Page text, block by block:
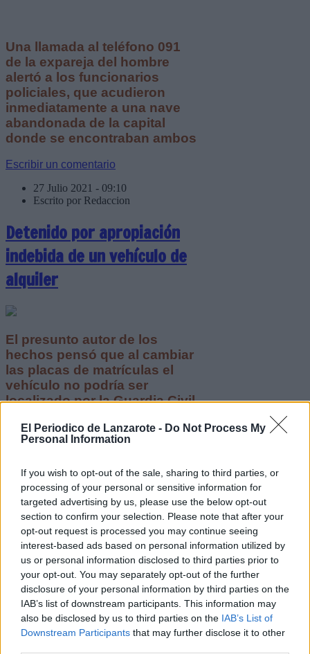
El Periodico de Lanzarote - Do Not Process My
Personal Information
If you wish to opt-out of the sale, sharing to third parties, or
processing of your personal or sensitive information for
targeted advertising by us, please use the below opt-out
section to confirm your selection. Please note that after your
opt-out request is processed you may continue seeing
interest-based ads based on personal information utilized by
us or personal information disclosed to third parties prior to
your opt-out. You may separately opt-out of the further
disclosure of your personal information by third parties on the
IAB’s list of downstream participants. This information may
also be disclosed by us to third parties on the IAB’s List of
Downstream Participants that may further disclose it to other
Una llamada al teléfono 091
de la expareja del hombre
alertó a los funcionarios
policiales, que acudieron
inmediatamente a una nave
abandonada de la capital
donde se encontraban ambos
Escribir un comentario
27 Julio 2021 - 09:10
Escrito por Redaccion
Detenido por apropiación
indebida de un vehículo de
alquiler
El presunto autor de los
hechos pensó que al cambiar
las placas de matrículas el
vehículo no podría ser
localizado por la Guardia Civil
Escribir un comentario
El SUC recupera de una
parada cardiorrespiratoria
a un varón tras sufrir un
ahogamiento en Costa
Teguise